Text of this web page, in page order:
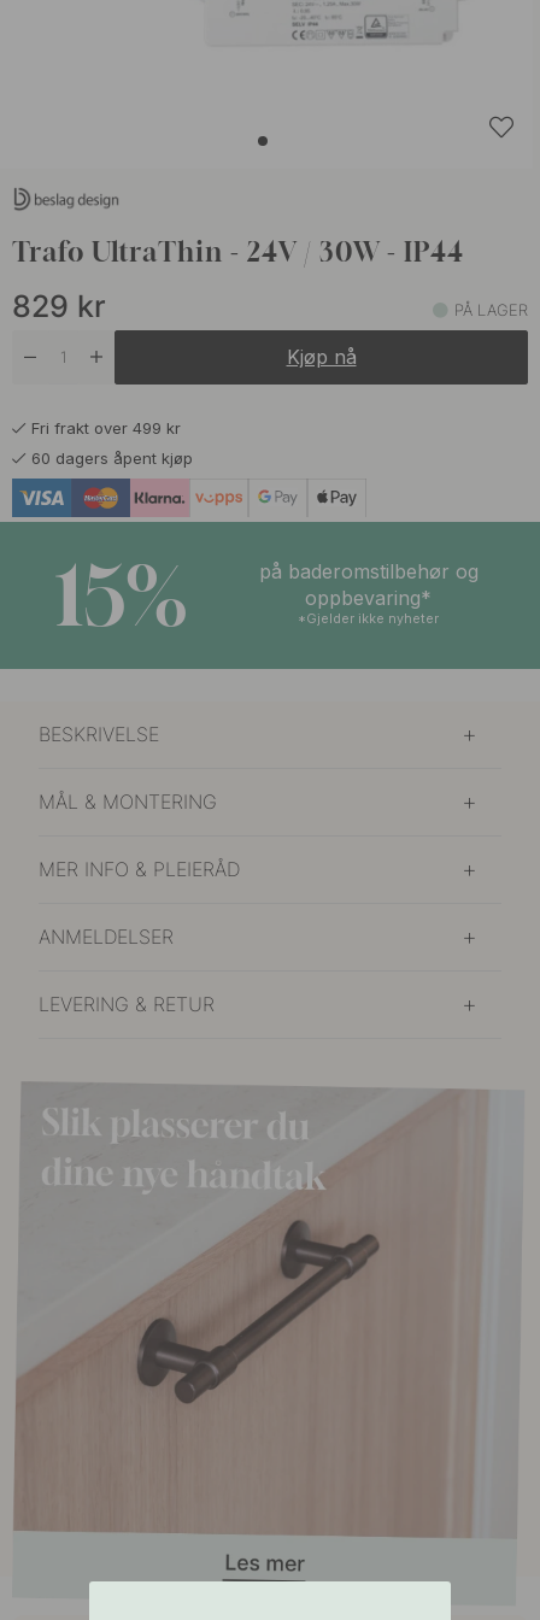
Trafo UltraThin - 24V / 30W - IP44
829 kr PÅ LAGER
Kjøp nå
Fri frakt over 499 kr
60 dagers åpent kjøp
15%
på baderomstilbehør og
oppbevaring*
*Gjelder ikke nyheter
BESKRIVELSE
MÅL & MONTERING
MER INFO & PLEIERÅD
ANMELDELSER
LEVERING & RETUR